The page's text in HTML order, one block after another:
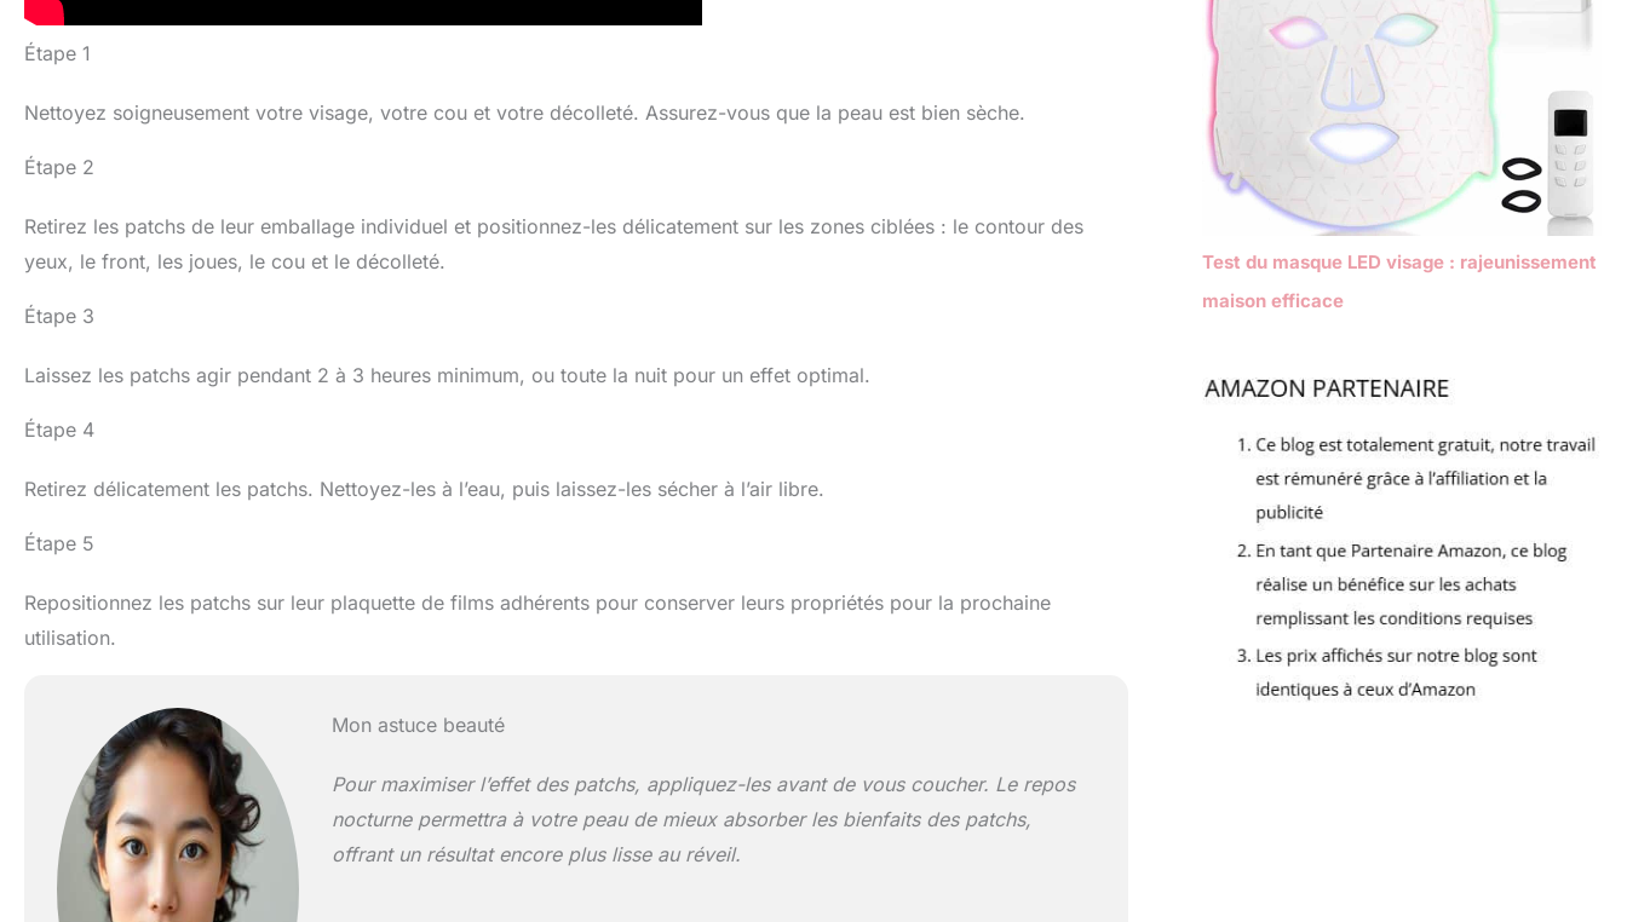
Étape 1
Nettoyez soigneusement votre visage, votre cou et votre décolleté. Assurez-vous que la peau est bien sèche.
Étape 2
Retirez les patchs de leur emballage individuel et positionnez-les délicatement sur les zones ciblées : le contour des
yeux, le front, les joues, le cou et le décolleté.
Étape 3
Laissez les patchs agir pendant 2 à 3 heures minimum, ou toute la nuit pour un effet optimal.
Étape 4
Retirez délicatement les patchs. Nettoyez-les à l’eau, puis laissez-les sécher à l’air libre.
Étape 5
Repositionnez les patchs sur leur plaquette de films adhérents pour conserver leurs propriétés pour la prochaine
utilisation.
Mon astuce beauté
Pour maximiser l’effet des patchs, appliquez-les avant de vous coucher. Le repos
nocturne permettra à votre peau de mieux absorber les bienfaits des patchs,
offrant un résultat encore plus lisse au réveil.
Test du masque LED visage : rajeunissement
maison efficace